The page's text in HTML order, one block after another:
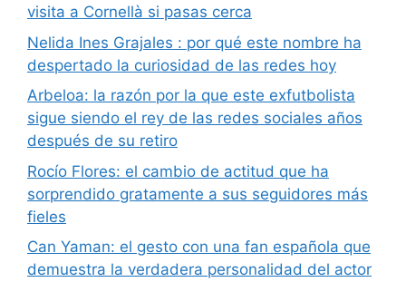
visita a Cornellà si pasas cerca
Nelida Ines Grajales : por qué este nombre ha
despertado la curiosidad de las redes hoy
Arbeloa: la razón por la que este exfutbolista
sigue siendo el rey de las redes sociales años
después de su retiro
Rocío Flores: el cambio de actitud que ha
sorprendido gratamente a sus seguidores más
fieles
Can Yaman: el gesto con una fan española que
demuestra la verdadera personalidad del actor